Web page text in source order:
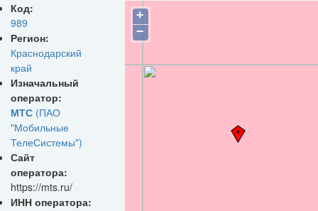
Код:
989
Регион:
Краснодарский
край
Изначальный
оператор:
МТС (ПАО
"Мобильные
ТелеСистемы")
Сайт
оператора:
https://mts.ru/
ИНН оператора:
+
−